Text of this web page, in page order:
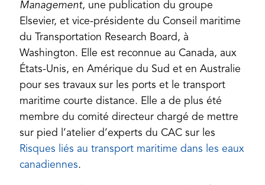
Management, une publication du groupe
Elsevier, et vice-présidente du Conseil maritime
du Transportation Research Board, à
Washington. Elle est reconnue au Canada, aux
États-Unis, en Amérique du Sud et en Australie
pour ses travaux sur les ports et le transport
maritime courte distance. Elle a de plus été
membre du comité directeur chargé de mettre
sur pied l’atelier d’experts du CAC sur les
Risques liés au transport maritime dans les eaux
canadiennes(opens
.